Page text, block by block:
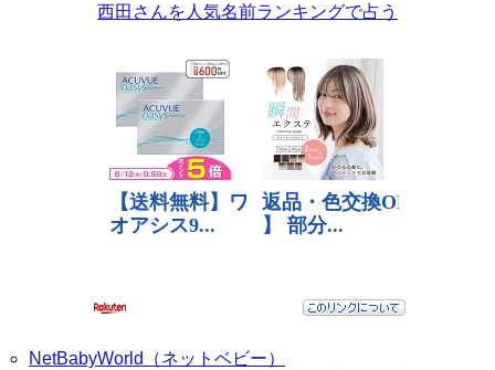
西田さんを人気名前ランキングで占う
NetBabyWorld（ネットベビー）